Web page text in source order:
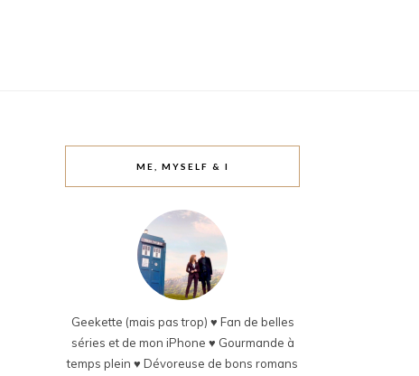
ME, MYSELF & I
Geekette (mais pas trop) ♥ Fan de belles
séries et de mon iPhone ♥ Gourmande à
temps plein ♥ Dévoreuse de bons romans